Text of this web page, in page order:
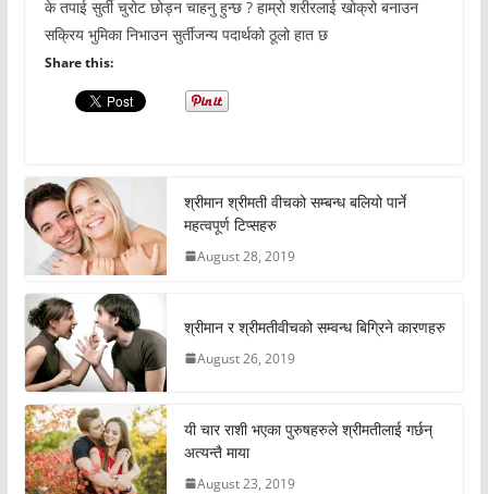
के तपाई सुर्ती चुरोट छोड्न चाहनु हुन्छ ? हाम्रो शरीरलाई खोक्रो बनाउन
सक्रिय भुमिका निभाउन सुर्तीजन्य पदार्थको ठूलो हात छ
Share this:
श्रीमान श्रीमती वीचको सम्बन्ध बलियो पार्ने
महत्वपूर्ण टिप्सहरु
August 28, 2019
श्रीमान र श्रीमतीवीचको सम्वन्ध बिग्रिने कारणहरु
August 26, 2019
यी चार राशी भएका पुरुषहरुले श्रीमतीलाई गर्छन्
अत्यन्तै माया
August 23, 2019